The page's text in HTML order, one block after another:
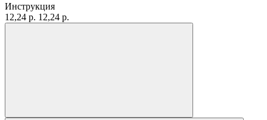
Инструкция
12,24 р. 12,24 р.